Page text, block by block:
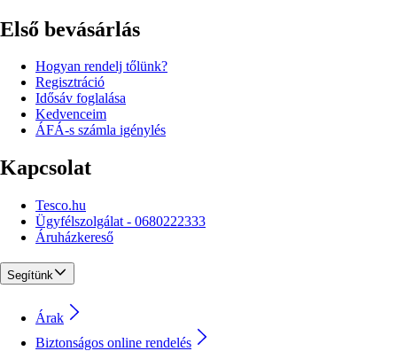
Első bevásárlás
Hogyan rendelj tőlünk?
Regisztráció
Idősáv foglalása
Kedvenceim
ÁFÁ-s számla igénylés
Kapcsolat
Tesco.hu
Ügyfélszolgálat - 0680222333
Áruházkereső
Segítünk
Árak
Biztonságos online rendelés